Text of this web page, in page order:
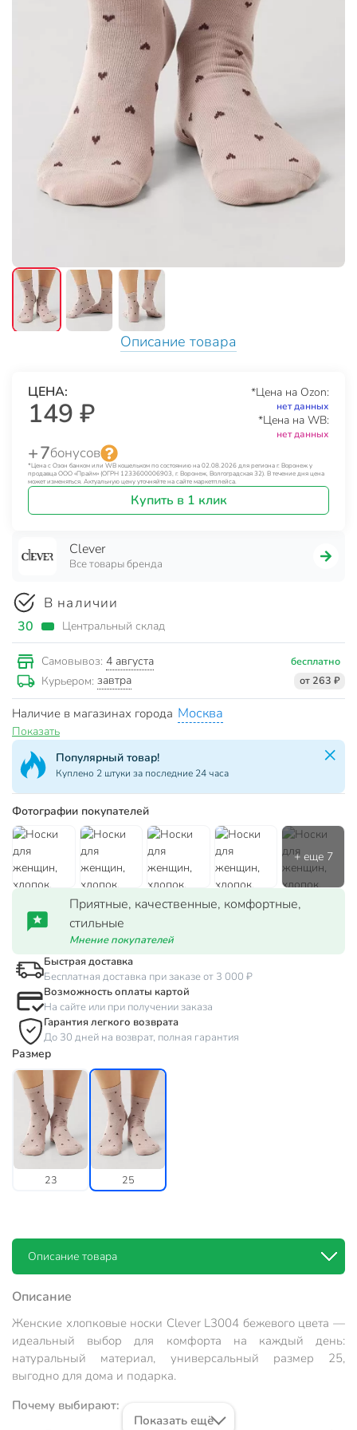
Описание товара
ЦЕНА:
149 ₽
*Цена на Ozon:
нет данных
*Цена на WB:
нет данных
+ 7бонусов
*Цена с Озон банком или WB кошельком по состоянию на 02.08.2026 для региона г. Воронеж у
продавца ООО «Прайм» (ОГРН 1233600006903, г. Воронеж, Волгоградская 32). В течение дня цена
может изменяться. Актуальную цену уточняйте на сайте маркетплейса.
Купить в 1 клик
Clever
Все товары бренда
В наличии
30 Центральный склад
Самовывоз: 4 августа бесплатно
Курьером: завтра от 263 ₽
Наличие в магазинах города Москва
Показать
Популярный товар!
Куплено 2 штуки за последние 24 часа
Фотографии покупателей
Приятные, качественные, комфортные,
стильные
Мнение покупателей
Быстрая доставка
Бесплатная доставка при заказе от 3 000 ₽
Возможность оплаты картой
На сайте или при получении заказа
Гарантия легкого возврата
До 30 дней на возврат, полная гарантия
Размер
23 25
Описание товара
Описание
Женские хлопковые носки Clever L3004 бежевого цвета —
идеальный выбор для комфорта на каждый день:
натуральный материал, универсальный размер 25,
выгодно для дома и подарка.
Почему выбирают:
Показать ещё